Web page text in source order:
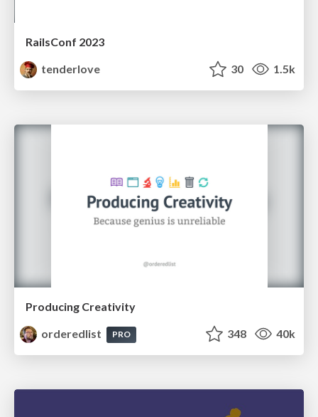
RailsConf 2023
tenderlove
30 1.5k
Producing Creativity
orderedlist
PRO 348 40k